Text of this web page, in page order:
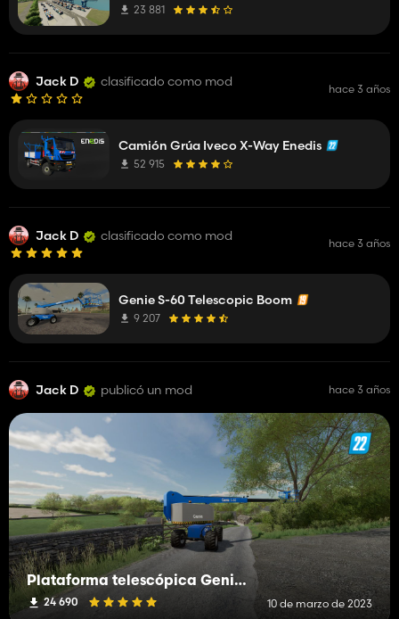
23 881
Jack D clasificado como mod hace 3 años
Camión Grúa Iveco X-Way Enedis
52 915
Jack D clasificado como mod hace 3 años
Genie S-60 Telescopic Boom
9 207
Jack D publicó un mod hace 3 años
Plataforma telescópica Genie S-60
24 690 10 de marzo de 2023